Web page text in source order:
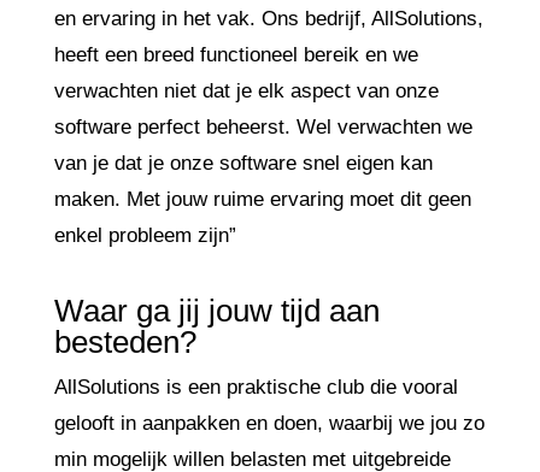
en ervaring in het vak. Ons bedrijf, AllSolutions,
heeft een breed functioneel bereik en we
verwachten niet dat je elk aspect van onze
software perfect beheerst. Wel verwachten we
van je dat je onze software snel eigen kan
maken. Met jouw ruime ervaring moet dit geen
enkel probleem zijn”
Waar ga jij jouw tijd aan
besteden?
AllSolutions is een praktische club die vooral
gelooft in aanpakken en doen, waarbij we jou zo
min mogelijk willen belasten met uitgebreide